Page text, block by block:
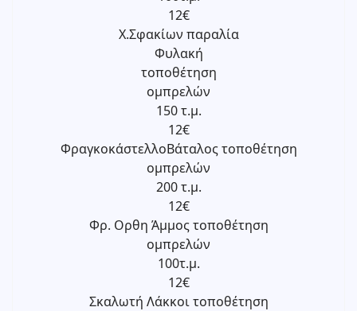
12€
Χ.Σφακίων παραλία
Φυλακή
τοποθέτηση
ομπρελών
150 τ.μ.
12€
ΦραγκοκάστελλοΒάταλος τοποθέτηση
ομπρελών
200 τ.μ.
12€
Φρ. Ορθη Άμμος τοποθέτηση
ομπρελών
100τ.μ.
12€
Σκαλωτή Λάκκοι τοποθέτηση